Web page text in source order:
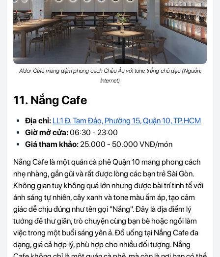
A'dor Café mang đậm phong cách Châu Âu với tone trắng chủ đạo (Nguồn:
Internet)
11. Nắng Cafe
Địa chỉ: LL1 Đ. Tam Đảo, Phường 15, Quận 10, TP.HCM
Giờ mở cửa:06:30 - 23:00
Giá tham khảo: 25.000 - 50.000 VNĐ/món
Nắng Cafe là một quán cà phê Quận 10 mang phong cách
nhẹ nhàng, gần gũi và rất được lòng các bạn trẻ Sài Gòn.
Không gian tuy không quá lớn nhưng được bài trí tinh tế với
ánh sáng tự nhiên, cây xanh và tone màu ấm áp, tạo cảm
giác dễ chịu đúng như tên gọi "Nắng". Đây là địa điểm lý
tưởng để thư giãn, trò chuyện cùng bạn bè hoặc ngồi làm
việc trong một buổi sáng yên ả. Đồ uống tại Nắng Cafe đa
dạng, giá cả hợp lý, phù hợp cho nhiều đối tượng. Nắng